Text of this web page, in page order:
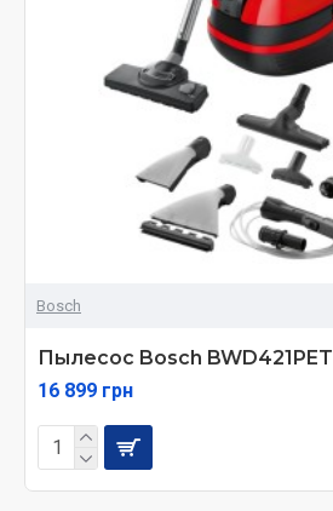
Bosch
Пылесос Bosch BWD421PET
16 899 грн